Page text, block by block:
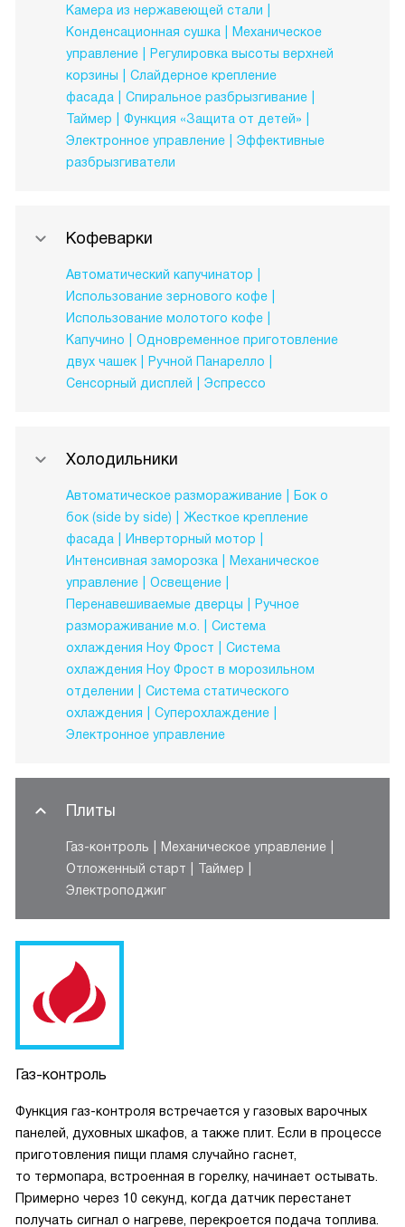
Камера из нержавеющей стали
Конденсационная сушка
Механическое
управление
Регулировка высоты верхней
корзины
Слайдерное крепление
фасада
Спиральное разбрызгивание
Таймер
Функция «Защита от детей»
Электронное управление
Эффективные
разбрызгиватели
Кофеварки
Автоматический капучинатор
Использование зернового кофе
Использование молотого кофе
Капучино
Одновременное приготовление
двух чашек
Ручной Панарелло
Сенсорный дисплей
Эспрессо
Холодильники
Автоматическое размораживание
Бок о
бок (side by side)
Жесткое крепление
фасада
Инверторный мотор
Интенсивная заморозка
Механическое
управление
Освещение
Перенавешиваемые дверцы
Ручное
размораживание м.о.
Система
охлаждения Ноу Фрост
Система
охлаждения Ноу Фрост в морозильном
отделении
Система статического
охлаждения
Суперохлаждение
Электронное управление
Плиты
Газ-контроль
Механическое управление
Отложенный старт
Таймер
Электроподжиг
Газ-контроль
Функция газ-контроля встречается у газовых варочных
панелей, духовных шкафов, а также плит. Если в процессе
приготовления пищи пламя случайно гаснет,
то термопара, встроенная в горелку, начинает остывать.
Примерно через 10 секунд, когда датчик перестанет
получать сигнал о нагреве, перекроется подача топлива.